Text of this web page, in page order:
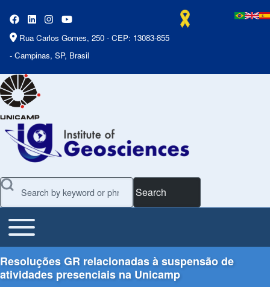
Rua Carlos Gomes, 250 - CEP: 13083-855
- Campinas, SP, Brasil
Search
Main Menu
Toggle main menu
Resoluções GR relacionadas à suspensão de
atividades presenciais na Unicamp